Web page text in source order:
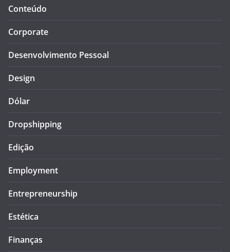
Conteúdo
Corporate
Desenvolvimento Pessoal
Design
Dólar
Dropshipping
Edição
Employment
Entrepreneurship
Estética
Finanças